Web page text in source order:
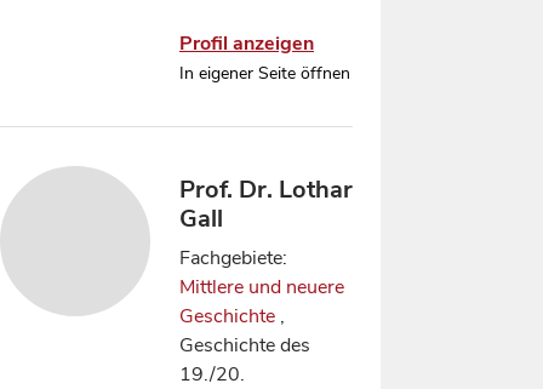
Profil anzeigen
In eigener Seite öffnen
Prof. Dr. Lothar
Gall
Fachgebiete:
Mittlere und neuere
Geschichte ,
Geschichte des
19./20.